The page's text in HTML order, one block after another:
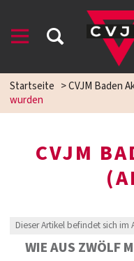
Startseite >CVJM Baden
wurden
CVJM
Dieser Artikel befindet sich im
WIE AUS ZWÖLF